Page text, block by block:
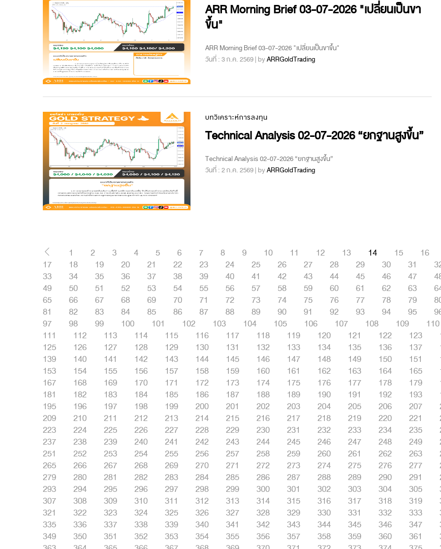
ARR Morning Brief 03-07-2026 "เปลี่ยนเป็นขา
ขึ้น"
ARR Morning Brief 03-07-2026 "เปลี่ยนเป็นขาขึ้น"
วันที่ : 3 ก.ค. 2569 | byARRGoldTrading
บทวิเคราะห์การลงทุน
Technical Analysis 02-07-2026 “ยกฐานสูงขึ้น”
Technical Analysis 02-07-2026 “ยกฐานสูงขึ้น”
วันที่ : 2 ก.ค. 2569 | byARRGoldTrading
1 2 3 4 5 6 7 8 9 10 11 12 13 14 15
16
17
18 19 20 21 22 23 24 25 26 27 28 29 30 31
33
34 35 36 37 38 39 40 41 42 43 44 45 46 47
49
50 51 52 53 54 55 56 57 58 59 60 61 62 63
65
66 67 68 69 70 71 72 73 74 75 76 77 78 79
81
82 83 84 85 86 87 88 89 90 91 92 93 94 95
97
98 99 100 101 102 103 104 105 106 107 108 109
110
111
112 113 114 115 116 117 118 119 120 121 122 123
125
126 127 128 129 130 131 132 133 134 135 136 137
139
140 141 142 143 144 145 146 147 148 149 150 151
153
154 155 156 157 158 159 160 161 162 163 164 165
167
168 169 170 171 172 173 174 175 176 177 178 179
181
182 183 184 185 186 187 188 189 190 191 192 193
195
196 197 198 199 200 201 202 203 204 205 206 207
209
210 211 212 213 214 215 216 217 218 219 220 221
223
224 225 226 227 228 229 230 231 232 233 234 235
237
238 239 240 241 242 243 244 245 246 247 248 249
251
252 253 254 255 256 257 258 259 260 261 262 263
265
266 267 268 269 270 271 272 273 274 275 276 277
279
280 281 282 283 284 285 286 287 288 289 290 291
293
294 295 296 297 298 299 300 301 302 303 304 305
307
308 309 310 311 312 313 314 315 316 317 318 319
321
322 323 324 325 326 327 328 329 330 331 332 333
335
336 337 338 339 340 341 342 343 344 345 346 347
349
350 351 352 353 354 355 356 357 358 359 360 361